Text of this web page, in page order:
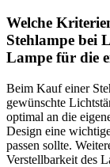
Welche
Stehlampe bei
Lampe für die
Beim Kauf einer
gewünschte
optimal an die
Design eine
passen sollte.
Verstellbarkeit des